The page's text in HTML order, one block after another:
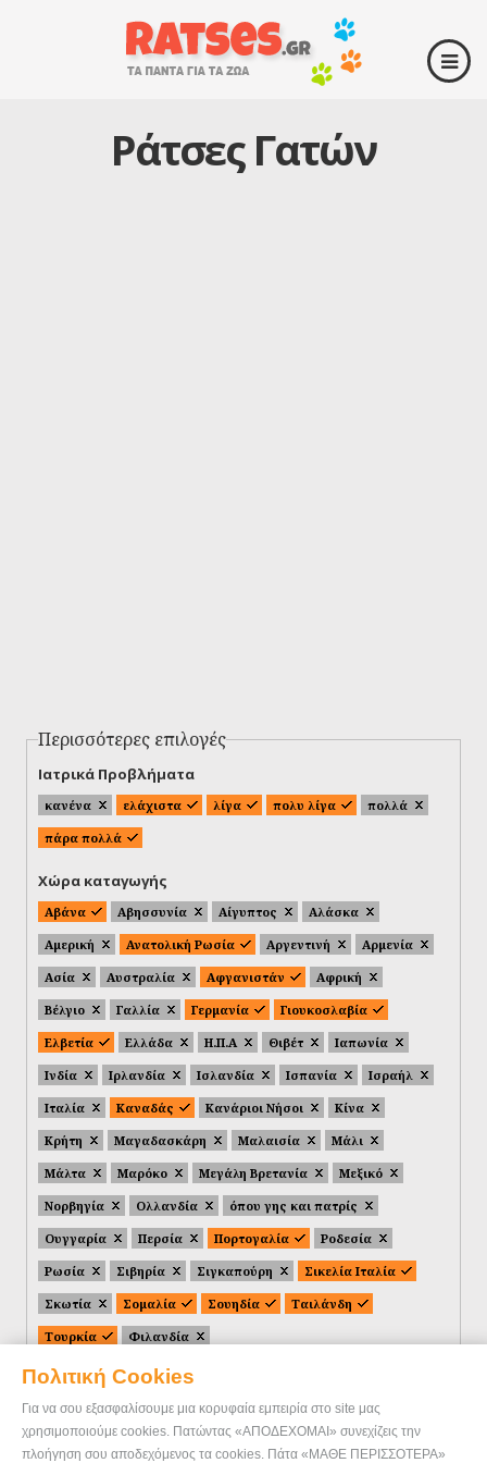
Πολιτική Cookies
Για να σου εξασφαλίσουμε μια κορυφαία εμπειρία στο site μας
χρησιμοποιούμε cookies. Πατώντας «ΑΠΟΔΕΧΟΜΑΙ» συνεχίζεις την
πλοήγηση σου αποδεχόμενος τα cookies. Πάτα «ΜΑΘΕ ΠΕΡΙΣΣΟΤΕΡΑ»
Ράτσες Γατών
Περισσότερες επιλογές
Ιατρικά Προβλήματα
κανένα ελάχιστα λίγα πολυ λίγα
πολλά
πάρα πολλά
Χώρα καταγωγής
Αβάνα Αβησσυνία Αίγυπτος
Αλάσκα
Αμερική
Ανατολική Ρωσία Αργεντινή
Αρμενία
Ασία
Αυστραλία Αφγανιστάν
Αφρική
Βέλγιο
Γαλλία Γερμανία
Γιουκοσλαβία
Ελβετία
Ελλάδα Η.Π.Α Θιβέτ
Ιαπωνία
Ινδία
Ιρλανδία Ισλανδία Ισπανία
Ισραήλ
Ιταλία
Καναδάς Κανάριοι Νήσοι
Κίνα
Κρήτη
Μαγαδασκάρη Μαλαισία
Μάλι
Μάλτα
Μαρόκο Μεγάλη Βρετανία
Μεξικό
Νορβηγία
Ολλανδία
όπου γης και πατρίς
Ουγγαρία
Περσία Πορτογαλία
Ροδεσία
Ρωσία
Σιβηρία Σιγκαπούρη
Σικελία Ιταλία
Σκωτία
Σομαλία Σουηδία
Ταιλάνδη
Τουρκία
Φιλανδία